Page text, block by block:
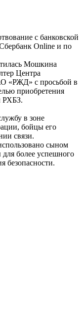
с банковской
Online и по
Мошкина
Центра
«РЖД» с просьбой в
приобретения
РХБЗ.
в зоне
бойцы его
связи.
сыном
более успешного
безопасности.